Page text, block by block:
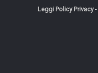
Leggi Policy Privacy-